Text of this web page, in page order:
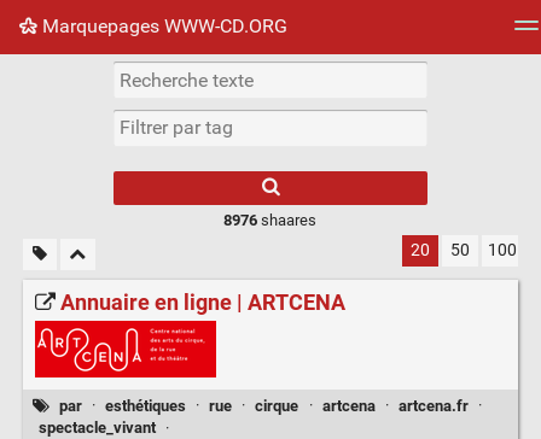
Marquepages WWW-CD.ORG
Nuage de tags Mur d'images
8976 shaares
20 50 100
Annuaire en ligne | ARTCENA
par · esthétiques · rue · cirque · artcena · artcena.fr
·
spectacle_vivant
·